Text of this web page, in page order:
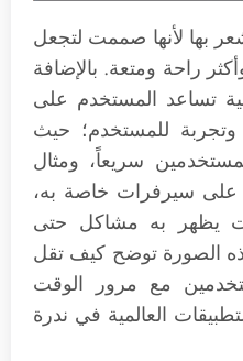
بها لأنها صممت لتجعل
راحة ومتعة. بالإضافة
تساعد المستخدم على
للمستخدم؛ حيث
سريعاً، ومثال
سيرفرات خاصة به،
يظهر به مشاكل حتى
الصورة توضح كيف تقل
مع مرور الوقت
العالمية في ندرة